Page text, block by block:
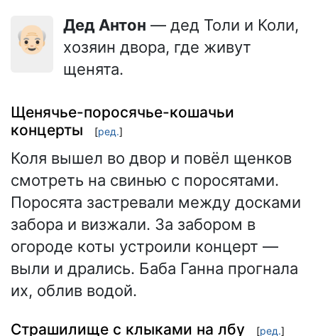
👴🏻 Дед Антон — дед Толи и Коли,
хозяин двора, где живут
щенята.
Щенячье-поросячье-кошачьи
концерты
[ред.]
Коля вышел во двор и повёл щенков
смотреть на свинью с поросятами.
Поросята застревали между досками
забора и визжали. За забором в
огороде коты устроили концерт —
выли и дрались. Баба Ганна прогнала
их, облив водой.
Страшилище с клыками на лбу [ред.]